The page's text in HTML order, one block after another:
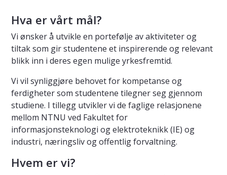
Hva er vårt mål?
Vi ønsker å utvikle en portefølje av aktiviteter og
tiltak som gir studentene et inspirerende og relevant
blikk inn i deres egen mulige yrkesfremtid.
Vi vil synliggjøre behovet for kompetanse og
ferdigheter som studentene tilegner seg gjennom
studiene. I tillegg utvikler vi de faglige relasjonene
mellom NTNU ved Fakultet for
informasjonsteknologi og elektroteknikk (IE) og
industri, næringsliv og offentlig forvaltning.
Hvem er vi?